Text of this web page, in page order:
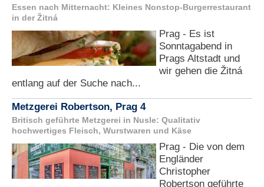
Essen nach Mitternacht: Kleines Nonstop-Burgerrestaurant
in der Žitná
Prag - Es ist
Sonntagabend in
Prags Altstadt und
wir gehen die Žitná
entlang auf der Suche nach...
Metzgerei Robertson, Prag 4
Britisch geführte Metzgerei in Nusle: Qualitativ
hochwertiges Fleisch, Wurstwaren und Käse
Prag - Die von dem
Engländer
Christopher
Robertson geführte